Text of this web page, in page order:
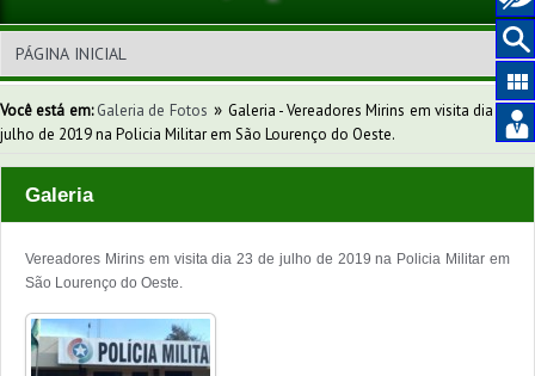
Você está em:Galeria de Fotos » Galeria - Vereadores Mirins em visita dia 23 de
julho de 2019 na Policia Militar em São Lourenço do Oeste.
Galeria
Vereadores Mirins em visita dia 23 de julho de 2019 na Policia Militar em
São Lourenço do Oeste.